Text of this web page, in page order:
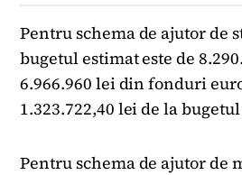
Pentru schema de ajutor de
bugetul estimat este de
6.966.960 lei din fonduri
1.323.722,40 lei de la
Pentru schema de ajutor de